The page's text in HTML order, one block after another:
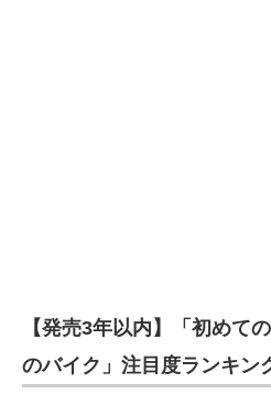
【発売3年以内】「初めて
のバイク」注目度ランキン